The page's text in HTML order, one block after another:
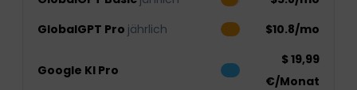
GlobalGPT Pro jährlich $10.8/mo
Google KI Pro
$ 19,99
€/Monat